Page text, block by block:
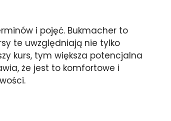
i pojęć. Bukmacher to
te uwzględniają nie tylko
kurs, tym większa potencjalna
że jest to komfortowe i